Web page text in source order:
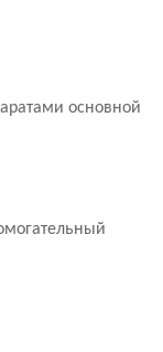
основной